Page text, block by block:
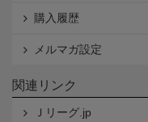
購入履歴
メルマガ設定
関連リンク
Ｊリーグ.jp